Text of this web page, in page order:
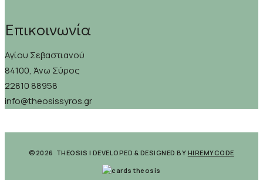
Επικοινωνία
Αγίου Σεβαστιανού
84100, Άνω Σύρος
22810 88958
info@theosissyros.gr
©2026 THEOSIS | DEVELOPED & DESIGNED BY HIREMYCODE